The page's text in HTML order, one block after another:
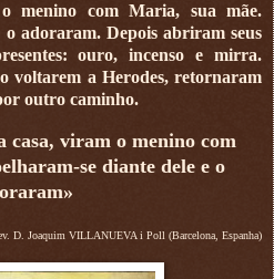
menino com Maria, sua mãe.
adoraram. Depois abriram seus
ouro, incenso e mirra.
voltarem a Herodes, retornaram
outro caminho.
casa, viram o menino com
se diante dele e o
D. Joaquim VILLANUEVA i Poll (Barcelona, Espanha)